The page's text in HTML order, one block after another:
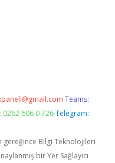
Teams:
606 0 726 Telegram:
gereğince Bilgi Teknolojileri
bir Yer Sağlayıcı